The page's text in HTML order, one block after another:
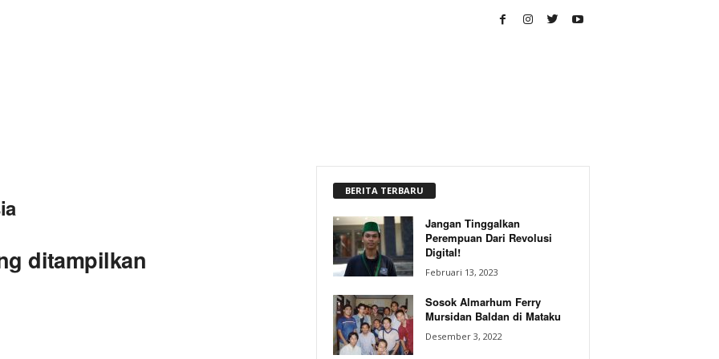
ditampilkan
BERITA TERBARU
Jangan Tinggalkan
Perempuan Dari Revolusi
Digital!
Februari 13, 2023
Sosok Almarhum Ferry
Mursidan Baldan di Mataku
Desember 3, 2022